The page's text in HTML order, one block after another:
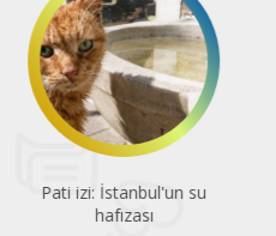
Bir gezginin gözünden
Kadıköy